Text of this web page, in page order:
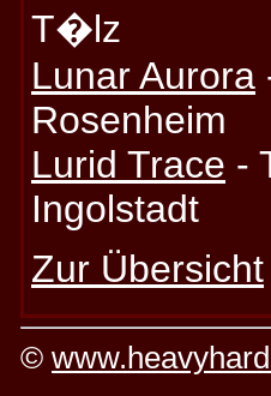
T�lz
Lunar Aurora
Rosenheim
Lurid Trace -
Ingolstadt
Zur Übersicht
©